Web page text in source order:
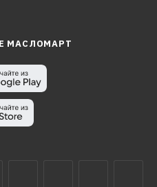
МАСЛОМАРТ